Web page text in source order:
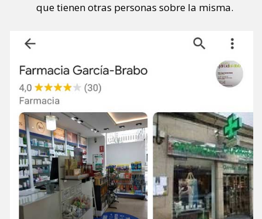
que tienen otras personas sobre la misma.